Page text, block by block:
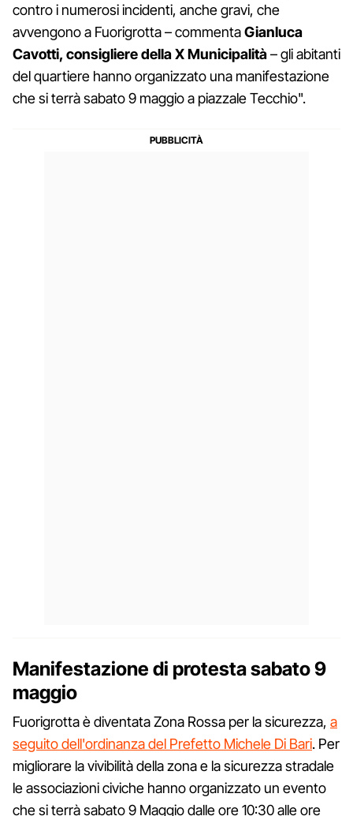
contro i numerosi incidenti, anche gravi, che
avvengono a Fuorigrotta – commentaGianluca
Cavotti, consigliere della X Municipalità– gli abitanti
del quartiere hanno organizzato una manifestazione
che si terrà sabato 9 maggio a piazzale Tecchio".
Manifestazione di protesta sabato 9
maggio
Fuorigrotta è diventata Zona Rossa per la sicurezza, a
seguito dell'ordinanza del Prefetto Michele Di Bari. Per
migliorare la vivibilità della zona e la sicurezza stradale
le associazioni civiche hanno organizzato un evento
che si terrà sabato 9 Maggio dalle ore 10:30 alle ore